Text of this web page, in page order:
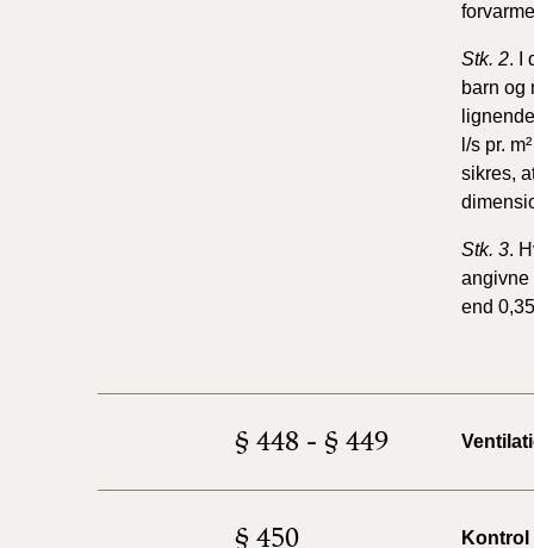
Stk. 2. I
barn og
l/s pr.
sikres,
Stk. 3.
end
§ 448 - § 449
§ 450 Kontrol